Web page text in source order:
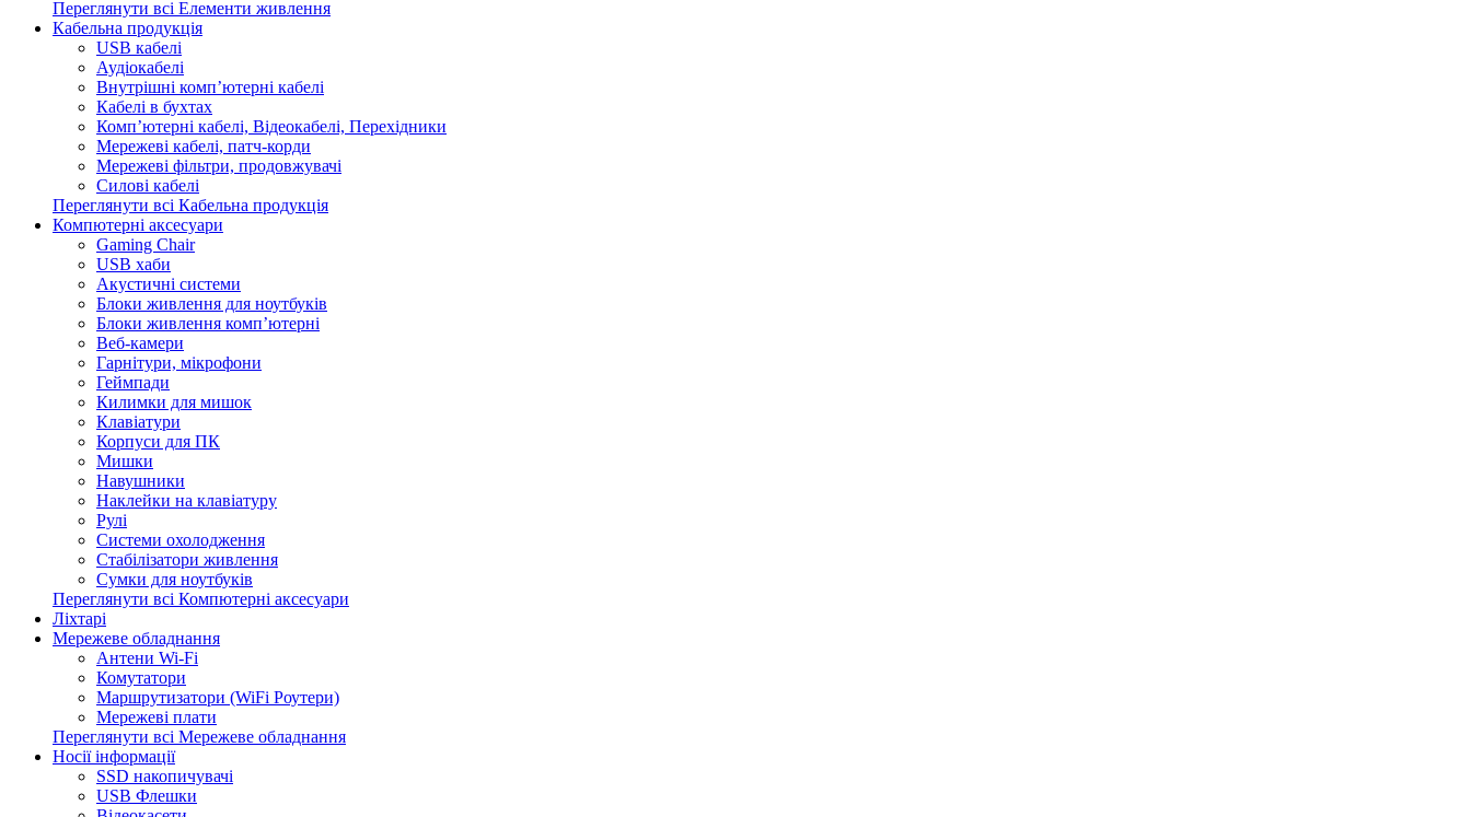
Переглянути всі Елементи живлення
Кабельна продукція
USB кабелі
Аудіокабелі
Внутрішні комп’ютерні кабелі
Кабелі в бухтах
Комп’ютерні кабелі, Відеокабелі, Перехідники
Мережеві кабелі, патч-корди
Мережеві фільтри, продовжувачі
Силові кабелі
Переглянути всі Кабельна продукція
Компютерні аксесуари
Gaming Chair
USB хаби
Акустичні системи
Блоки живлення для ноутбуків
Блоки живлення комп’ютерні
Веб-камери
Гарнітури, мікрофони
Геймпади
Килимки для мишок
Клавіатури
Корпуси для ПК
Мишки
Навушники
Наклейки на клавіатуру
Рулі
Системи охолодження
Стабілізатори живлення
Сумки для ноутбуків
Переглянути всі Компютерні аксесуари
Ліхтарі
Мережеве обладнання
Антени Wi-Fi
Комутатори
Маршрутизатори (WiFi Роутери)
Мережеві плати
Переглянути всі Мережеве обладнання
Носії інформації
SSD накопичувачі
USB Флешки